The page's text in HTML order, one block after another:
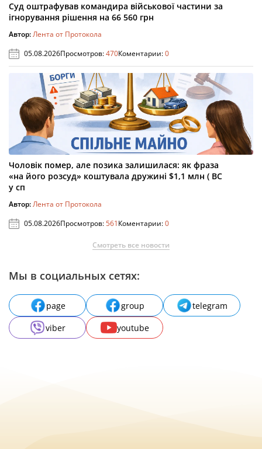
Суд оштрафував командира військової частини за
ігнорування рішення на 66 560 грн
Автор:Лента от Протокола
05.08.2026Просмотров:470Коментарии:0
Чоловік помер, але позика залишилася: як фраза
«на його розсуд» коштувала дружині $1,1 млн ( ВС
у сп
Автор:Лента от Протокола
05.08.2026Просмотров:561Коментарии:0
Смотреть все новости
Мы в социальных сетях:
page group
telegram
viber
youtube